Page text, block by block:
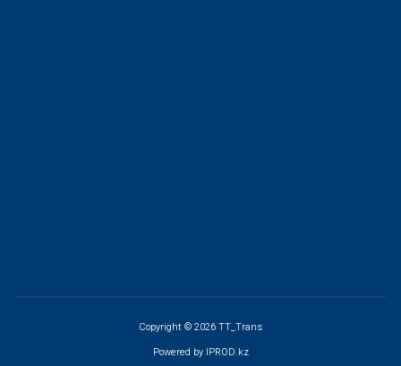
Copyright © 2026 TT_Trans
Powered by IPROD.kz